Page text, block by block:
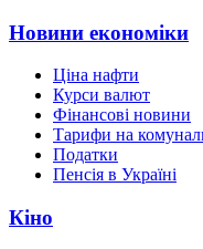
Новини економіки
Ціна нафти
Курси валют
Фінансові новини
Тарифи на
Податки
Пенсія в Україні
Кіно